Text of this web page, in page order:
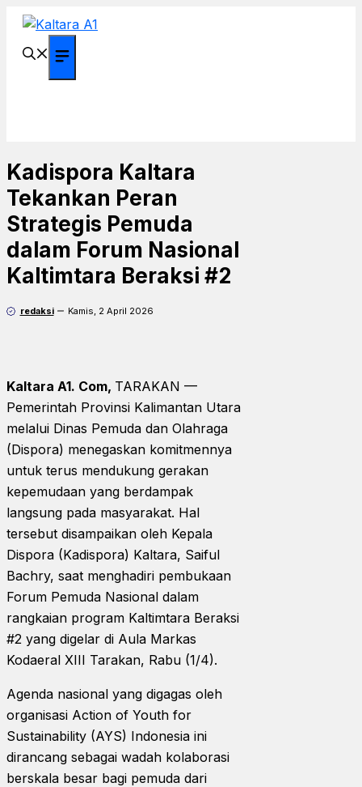
Langsung
Kadispora Kaltara
Tekankan Peran
Strategis Pemuda
dalam Forum Nasional
Kaltimtara Beraksi #2
redaksi Kamis, 2 April 2026
Kaltara A1. Com, TARAKAN —
Pemerintah Provinsi Kalimantan Utara
melalui Dinas Pemuda dan Olahraga
(Dispora) menegaskan komitmennya
untuk terus mendukung gerakan
kepemudaan yang berdampak
langsung pada masyarakat. Hal
tersebut disampaikan oleh Kepala
Dispora (Kadispora) Kaltara, Saiful
Bachry, saat menghadiri pembukaan
Forum Pemuda Nasional dalam
rangkaian program Kaltimtara Beraksi
#2 yang digelar di Aula Markas
Kodaeral XIII Tarakan, Rabu (1/4).
Agenda nasional yang digagas oleh
organisasi Action of Youth for
Sustainability (AYS) Indonesia ini
dirancang sebagai wadah kolaborasi
berskala besar bagi pemuda dari